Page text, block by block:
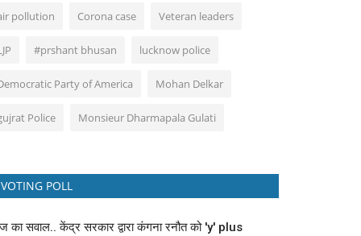
pollution Corona case Veteran leaders
#prshant bhusan lucknow police
Party of America Mohan Delkar
Police Monsieur Dharmapala Gulati
VOTING POLL
का सवाल.. केंद्र सरकार द्वारा कंगना रनौत को 'y' plus